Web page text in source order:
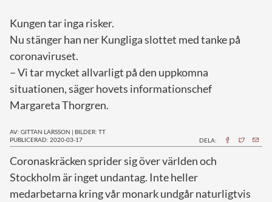
Kungen tar inga risker.
Nu stänger han ner Kungliga slottet med tanke på
coronaviruset.
– Vi tar mycket allvarligt på den uppkomna
situationen, säger hovets informationschef
Margareta Thorgren.
AV: GITTAN LARSSON | BILDER: TT
PUBLICERAD: 2020-03-17
DELA:
Coronaskräcken sprider sig över världen och
Stockholm är inget undantag. Inte heller
medarbetarna kring vår monark undgår naturligtvis